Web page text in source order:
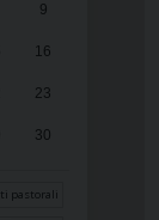
9
16
23
30
pastorali